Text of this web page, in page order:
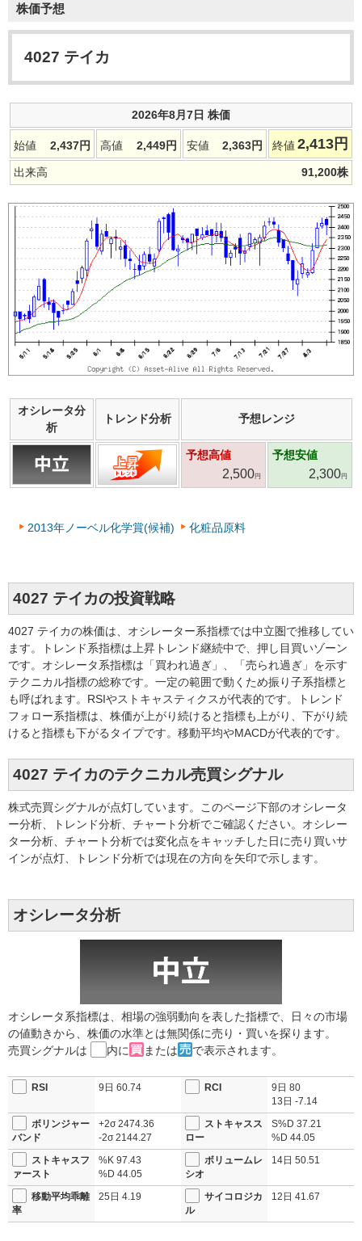
株価予想
4027 テイカ
2026年8月7日 株価
始値 2,437円 高値 2,449円 安値 2,363円 終値 2,413 円
出来高 91,200株
オシレータ分
析
トレンド分析 予想レンジ
予想高値
2,500円
予想安値
2,300円
2013年ノーベル化学賞(候補) 化粧品原料
4027 テイカの投資戦略
4027 テイカの株価は、オシレーター系指標では中立圏で推移してい
ます。トレンド系指標は上昇トレンド継続中で、押し目買いゾーン
です。オシレータ系指標は「買われ過ぎ」、「売られ過ぎ」を示す
テクニカル指標の総称です。一定の範囲で動くため振り子系指標と
も呼ばれます。RSIやストキャスティクスが代表的です。トレンド
フォロー系指標は、株価が上がり続けると指標も上がり、下がり続
けると指標も下がるタイプです。移動平均やMACDが代表的です。
4027 テイカのテクニカル売買シグナル
株式売買シグナルが点灯しています。このページ下部のオシレータ
ー分析、トレンド分析、チャート分析でご確認ください。オシレー
ター分析、チャート分析では変化点をキャッチした日に売り買いサ
インが点灯、トレンド分析では現在の方向を矢印で示します。
オシレータ分析
オシレータ系指標は、相場の強弱動向を表した指標で、日々の市場
の値動きから、株価の水準とは無関係に売り・買いを探ります。
売買シグナルは
内に または で表示されます。
RSI 9日 60.74 RCI 9日 80
13日 -7.14
ボリンジャー
バンド
+2σ2474.36
-2σ2144.27
ストキャスス
ロー
S%D 37.21
%D 44.05
ストキャスフ
ァースト
%K 97.43
%D 44.05
ボリュームレ
シオ
14日 50.51
移動平均乖離
率
25日 4.19
サイコロジカ
ル
12日 41.67